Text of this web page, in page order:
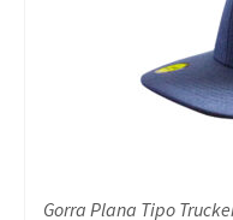
Gorra Plana Tipo